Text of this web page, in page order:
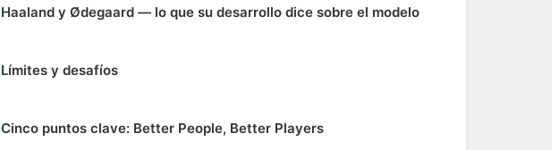
Haaland y Ødegaard — lo que su desarrollo dice sobre el modelo
Límites y desafíos
Cinco puntos clave: Better People, Better Players